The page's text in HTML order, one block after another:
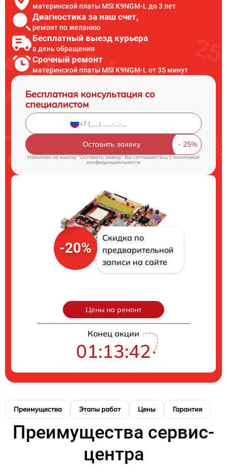
материнской платы MSI K9NGM-L до 3 лет
Диагностика за наш счет,
ремонт по желанию
Бесплатный выезд курьера
в день обращения
Срочный ремонт
материнской платы MSI K9NGM-L от 35 минут
Бесплатная консультация со
специалистом
Оставить заявку
Нажимая на кнопку "Оставить заявку" Вы соглашаетесь cполитикой
конфиденциальности
-20%
Скидка по
предварительной
записи на сайте
Цены на ремонт
Конец акции
01:13:41
Преимущества Этапы работ Цены Гарантия
Преимущества сервис-
центра